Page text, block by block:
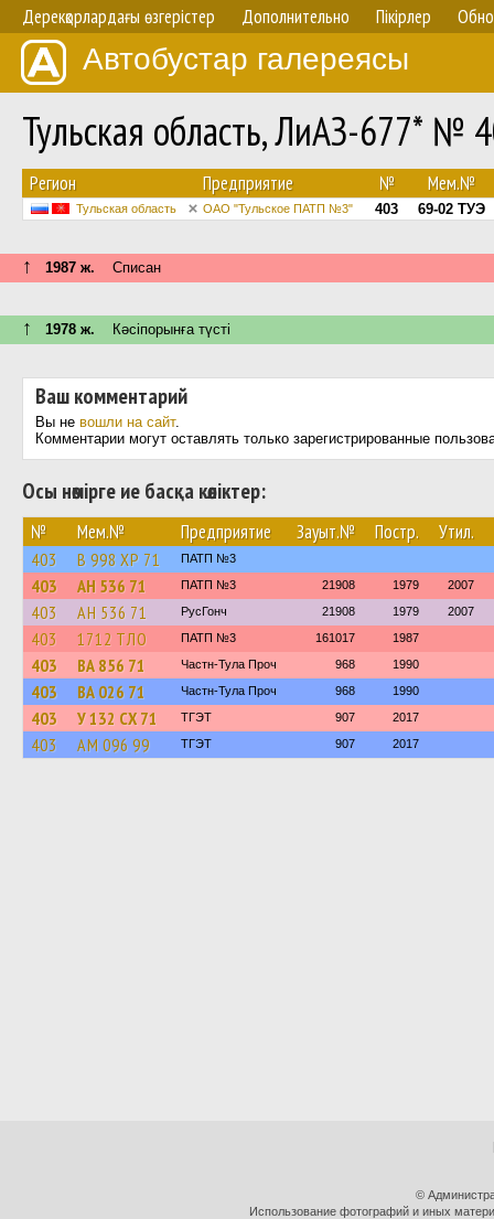
Дерекқорлардағы өзгерістер Дополнительно Пікірлер
Автобустар галереясы
Тульская область, ЛиАЗ-677* №
Регион Предприятие № Мем.№
Тульская область ОАО "Тульское ПАТП №3" 403 69-02 ТУЭ
↑ 1987 ж. Списан
↑ 1978 ж. Кәсіпорынға түсті
Ваш комментарий
Вы не вошли на сайт.
Комментарии могут оставлять только зарегистрированные
Осы нөмірге ие басқа көліктер:
№ Мем.№ Предприятие Зауыт.№ Постр. Утил.
403 В 998 ХР 71 ПАТП №3
403 АН 536 71 ПАТП №3 21908 1979 2007
403 АН 536 71 РусГонч 21908 1979 2007
403 1712 ТЛО ПАТП №3 161017 1987
403 ВА 856 71 Частн-Тула Проч 968 1990
403 ВА 026 71 Частн-Тула Проч 968 1990
403 У 132 СХ 71 ТГЭТ 907 2017
403 АМ 096 99 ТГЭТ 907 2017
©
Использование фотографий и иных